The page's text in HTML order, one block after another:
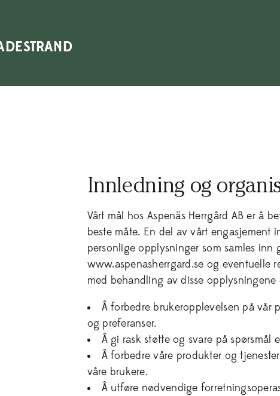
Innledning og
Vårt mål hos Aspenäs Herrgård AB er å
beste måte. En del av vårt
personlige opplysninger som samles inn
www.aspenasherrgard.se og eventuelle
med behandling av disse opplysningene
Å forbedre brukeropplevelsen på vår
og preferanser.
Å gi rask støtte og svare på spørsmål
Å forbedre våre produkter og
våre brukere.
Å utføre nødvendige